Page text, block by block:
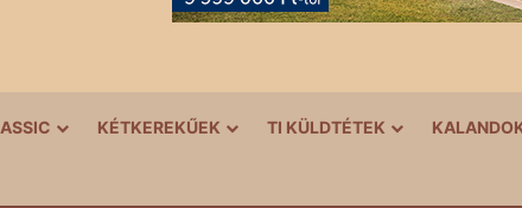
KÉTKEREKŰEK TI KÜLDTÉTEK